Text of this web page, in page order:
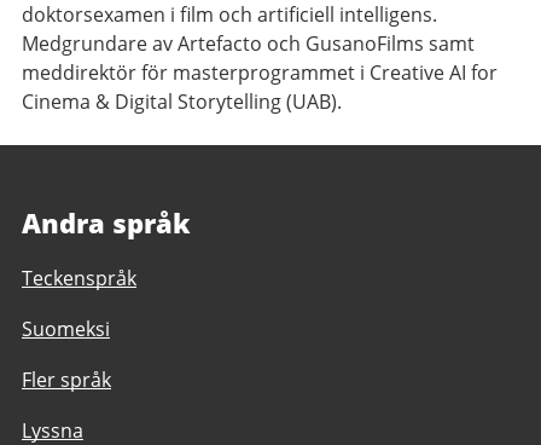
doktorsexamen i film och artificiell intelligens.
Medgrundare av Artefacto och GusanoFilms samt
meddirektör för masterprogrammet i Creative AI for
Cinema & Digital Storytelling (UAB).
Andra språk
Teckenspråk
Suomeksi
Fler språk
Lyssna